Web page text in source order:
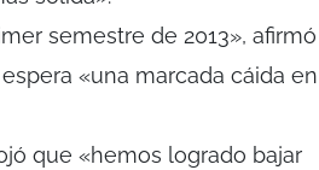
semestre de 2013», afirmó
«una marcada cáida en
que «hemos logrado bajar